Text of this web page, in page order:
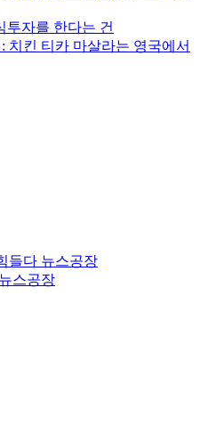
투자를 한다는 건
치킨 티카 마살라는 영국에서
들다 뉴스공장
스공장